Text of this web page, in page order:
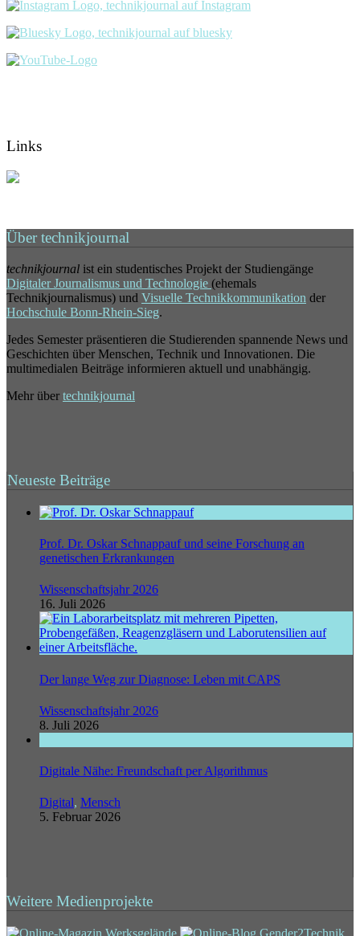
Links
Über technikjournal
technikjournal ist ein studentisches Projekt der Studiengänge
Digitaler Journalismus und Technologie (ehemals
Technikjournalismus) und Visuelle Technikkommunikation der
Hochschule Bonn-Rhein-Sieg.
Jedes Semester präsentieren die Studierenden spannende News und
Geschichten über Menschen, Technik und Innovationen. Die
multimedialen Beiträge informieren aktuell und unabhängig.
Mehr über technikjournal
Neueste Beiträge
Prof. Dr. Oskar Schnappauf und seine Forschung an
genetischen Erkrankungen
Wissenschaftsjahr 2026
16. Juli 2026
Der lange Weg zur Diagnose: Leben mit CAPS
Wissenschaftsjahr 2026
8. Juli 2026
Digitale Nähe: Freundschaft per Algorithmus
Digital, Mensch
5. Februar 2026
Weitere Medienprojekte